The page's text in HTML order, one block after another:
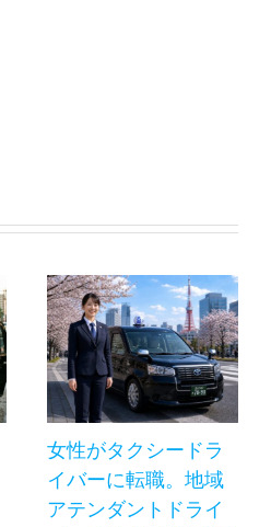
女性がタクシードラ
イバーに転職。地域
アテンダントドライ